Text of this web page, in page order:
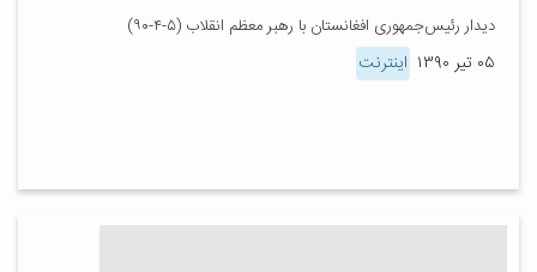
دیدار رئیس‌جمهوری افغانستان با رهبر معظم انقلاب (۵-۴-۹۰)
۰۵ تیر ۱۳۹۰ اینترنت